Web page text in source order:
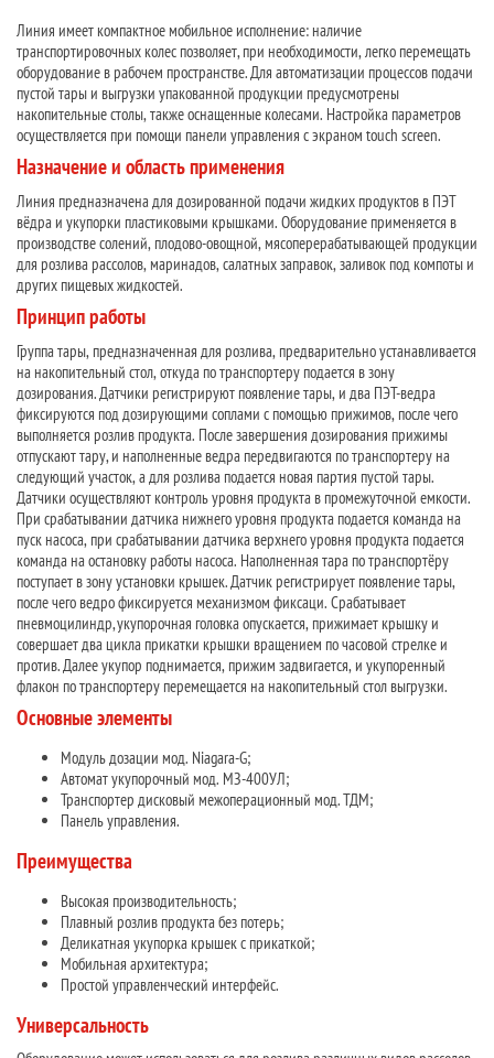
Линия имеет компактное мобильное исполнение: наличие
транспортировочных колес позволяет, при необходимости, легко перемещать
оборудование в рабочем пространстве. Для автоматизации процессов подачи
пустой тары и выгрузки упакованной продукции предусмотрены
накопительные столы, также оснащенные колесами. Настройка параметров
осуществляется при помощи панели управления с экраном touch screen.
Назначение и область применения
Линия предназначена для дозированной подачи жидких продуктов в ПЭТ
вёдра и укупорки пластиковыми крышками. Оборудование применяется в
производстве солений, плодово-овощной, мясоперерабатывающей продукции
для розлива рассолов, маринадов, салатных заправок, заливок под компоты и
других пищевых жидкостей.
Принцип работы
Группа тары, предназначенная для розлива, предварительно устанавливается
на накопительный стол, откуда по транспортеру подается в зону
дозирования. Датчики регистрируют появление тары, и два ПЭТ-ведра
фиксируются под дозирующими соплами с помощью прижимов, после чего
выполняется розлив продукта. После завершения дозирования прижимы
отпускают тару, и наполненные ведра передвигаются по транспортеру на
следующий участок, а для розлива подается новая партия пустой тары.
Датчики осуществляют контроль уровня продукта в промежуточной емкости.
При срабатывании датчика нижнего уровня продукта подается команда на
пуск насоса, при срабатывании датчика верхнего уровня продукта подается
команда на остановку работы насоса. Наполненная тара по транспортёру
поступает в зону установки крышек. Датчик регистрирует появление тары,
после чего ведро фиксируется механизмом фиксаци. Срабатывает
пневмоцилиндр, укупорочная головка опускается, прижимает крышку и
совершает два цикла прикатки крышки вращением по часовой стрелке и
против. Далее укупор поднимается, прижим задвигается, и укупоренный
флакон по транспортеру перемещается на накопительный стол выгрузки.
Основные элементы
Модуль дозации мод. Niagara-G;
Автомат укупорочный мод. МЗ-400УЛ;
Транспортер дисковый межоперационный мод. ТДМ;
Панель управления.
Преимущества
Высокая производительность;
Плавный розлив продукта без потерь;
Деликатная укупорка крышек с прикаткой;
Мобильная архитектура;
Простой управленческий интерфейс.
Универсальность